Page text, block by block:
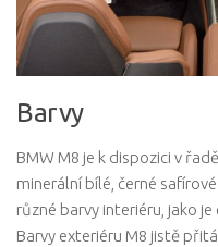
Barvy
BMW M8 je k dispozici v
minerální bílé, černé
různé barvy interiéru, jako
Barvy exteriéru M8 jistě